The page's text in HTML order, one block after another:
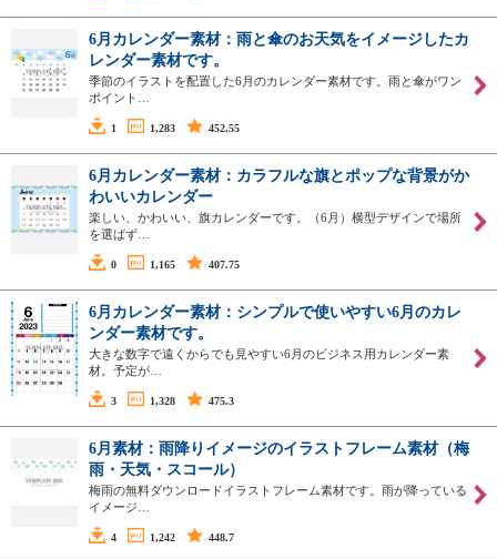
6月カレンダー素材：雨と傘のお天気をイメージしたカ
レンダー素材です。
季節のイラストを配置した6月のカレンダー素材です。雨と傘がワン
ポイント…
1 1,283 452.55
6月カレンダー素材：カラフルな旗とポップな背景がか
わいいカレンダー
楽しい、かわいい、旗カレンダーです。（6月）横型デザインで場所
を選ばず…
0 1,165 407.75
6月カレンダー素材：シンプルで使いやすい6月のカレ
ンダー素材です。
大きな数字で遠くからでも見やすい6月のビジネス用カレンダー素
材。予定が…
3 1,328 475.3
6月素材：雨降りイメージのイラストフレーム素材（梅
雨・天気・スコール）
梅雨の無料ダウンロードイラストフレーム素材です。雨が降っている
イメージ…
4 1,242 448.7